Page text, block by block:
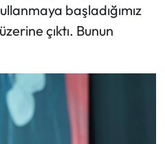
başladığımız
çıktı. Bunun